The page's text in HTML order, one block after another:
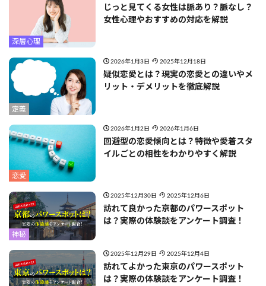
深層心理
じっと見てくる女性は脈あり？脈なし？
女性心理やおすすめの対応を解説
定義
2026年1月3日 2025年12月18日
疑似恋愛とは？現実の恋愛との違いやメ
リット・デメリットを徹底解説
恋愛
2026年1月2日 2026年1月6日
回避型の恋愛傾向とは？特徴や愛着スタ
イルごとの相性をわかりやすく解説
神秘
2025年12月30日 2025年12月6日
訪れて良かった京都のパワースポット
は？実際の体験談をアンケート調査！
2025年12月29日 2025年12月4日
訪れてよかった東京のパワースポット
は？実際の体験談をアンケート調査！